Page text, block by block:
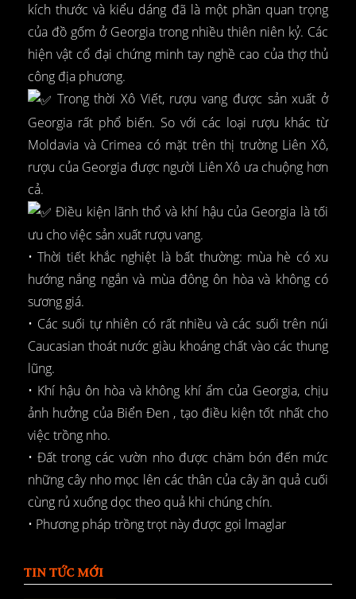
kích thước và kiểu dáng đã là một phần quan trọng
của đồ gốm ở Georgia trong nhiều thiên niên kỷ. Các
hiện vật cổ đại chứng minh tay nghề cao của thợ thủ
công địa phương.
Trong thời Xô Viết, rượu vang được sản xuất ở
Georgia rất phổ biến. So với các loại rượu khác từ
Moldavia và Crimea có mặt trên thị trường Liên Xô,
rượu của Georgia được người Liên Xô ưa chuộng hơn
cả.
Điều kiện lãnh thổ và khí hậu của Georgia là tối
ưu cho việc sản xuất rượu vang.
• Thời tiết khắc nghiệt là bất thường: mùa hè có xu
hướng nắng ngắn và mùa đông ôn hòa và không có
sương giá.
• Các suối tự nhiên có rất nhiều và các suối trên núi
Caucasian thoát nước giàu khoáng chất vào các thung
lũng.
• Khí hậu ôn hòa và không khí ẩm của Georgia, chịu
ảnh hưởng của Biển Đen , tạo điều kiện tốt nhất cho
việc trồng nho.
• Đất trong các vườn nho được chăm bón đến mức
những cây nho mọc lên các thân của cây ăn quả cuối
cùng rủ xuống dọc theo quả khi chúng chín.
• Phương pháp trồng trọt này được gọi lmaglar
TIN TỨC MỚI